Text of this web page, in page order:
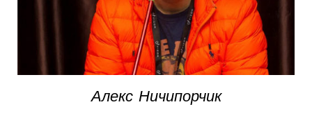
Алекс Ничипорчик